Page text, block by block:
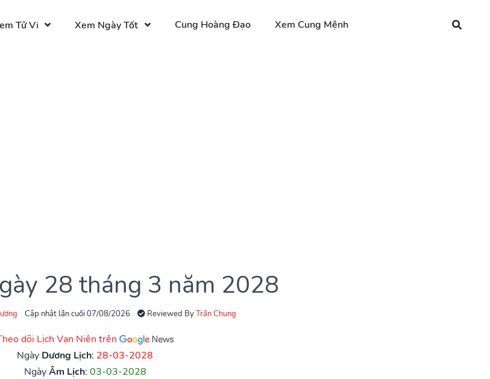
Tử Vi Xem Ngày Tốt Cung Hoàng Đạo Xem Cung Mệnh
28 tháng 3 năm 2028
Cập nhật lần cuối 07/08/2026 Reviewed ByTrần Chung
dõi Lịch Vạn Niên trên
Ngày Dương Lịch: 28-03-2028
NgàyÂm Lịch: 03-03-2028